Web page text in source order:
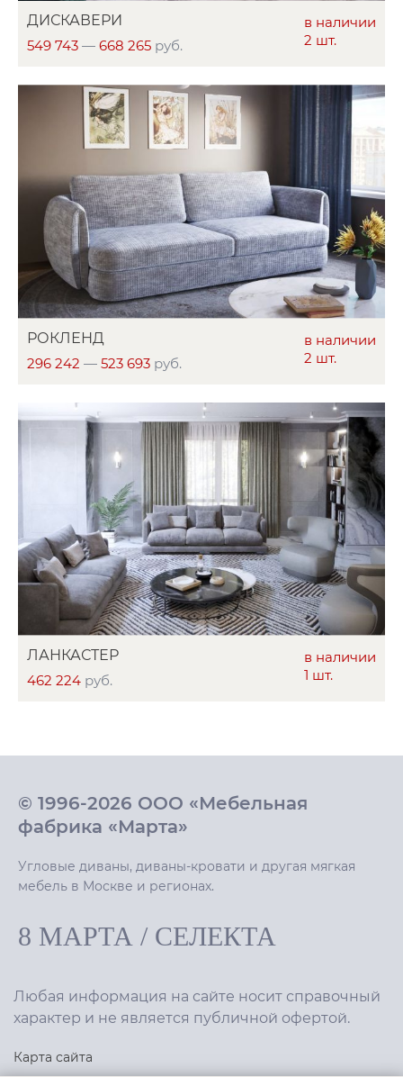
в наличии
2 шт.
ДИСКАВЕРИ
549 743 — 668 265 руб.
в наличии
2 шт.
РОКЛЕНД
296 242 — 523 693 руб.
в наличии
1 шт.
ЛАНКАСТЕР
462 224 руб.
© 1996-2026 ООО «Мебельная
фабрика «Марта»
Угловые диваны, диваны-кровати и другая мягкая
мебель в Москве и регионах.
8 МАРТА / СЕЛЕКТА
Любая информация на сайте носит справочный
характер и не является публичной офертой.
Карта сайта